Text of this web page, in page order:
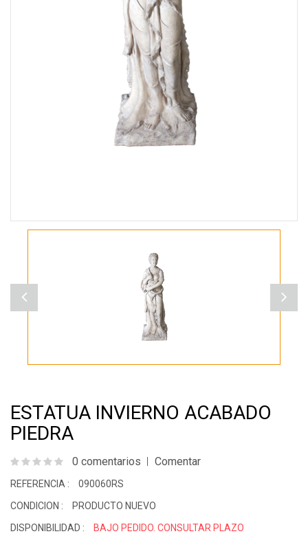
ESTATUA INVIERNO ACABADO
PIEDRA
0 comentarios Comentar
REFERENCIA :
090060RS
CONDICION :
PRODUCTO NUEVO
DISPONIBILIDAD :
BAJO PEDIDO. CONSULTAR PLAZO